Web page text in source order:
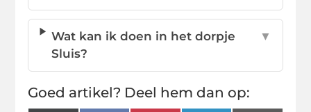
Wat kan ik doen in het dorpje
Sluis?
▼
Goed artikel? Deel hem dan op: